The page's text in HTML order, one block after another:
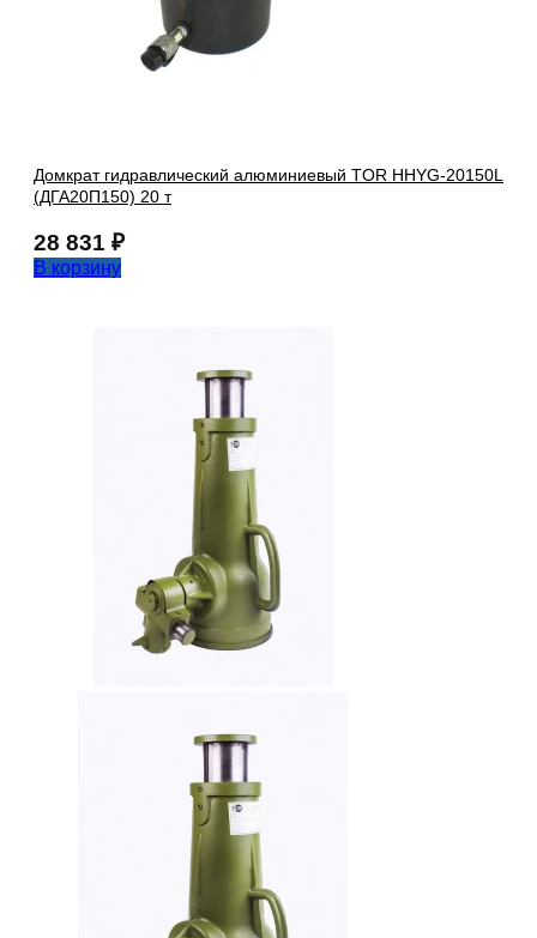
Домкрат гидравлический алюминиевый TOR HHYG-20150L
(ДГА20П150) 20 т
28 831 ₽
В корзину